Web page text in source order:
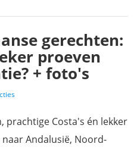
gerechten:
proeven
+ foto's
prachtige Costa's én lekker
Andalusië, Noord-